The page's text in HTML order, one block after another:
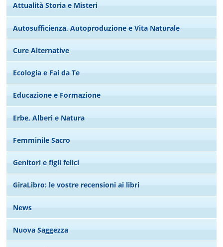
Attualità Storia e Misteri
Autosufficienza, Autoproduzione e Vita Naturale
Cure Alternative
Ecologia e Fai da Te
Educazione e Formazione
Erbe, Alberi e Natura
Femminile Sacro
Genitori e figli felici
GiraLibro: le vostre recensioni ai libri
News
Nuova Saggezza